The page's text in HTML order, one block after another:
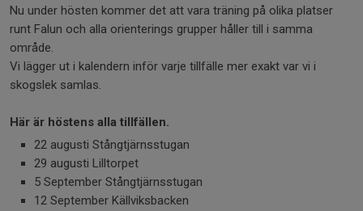
Nu under hösten kommer det att vara träning på olika platser
runt Falun och alla orienterings grupper håller till i samma
område.
Vi lägger ut i kalendern inför varje tillfälle mer exakt var vi i
skogslek samlas.
Här är höstens alla tillfällen.
22 augusti Stångtjärnsstugan
29 augusti Lilltorpet
5 September Stångtjärnsstugan
12 September Källviksbacken